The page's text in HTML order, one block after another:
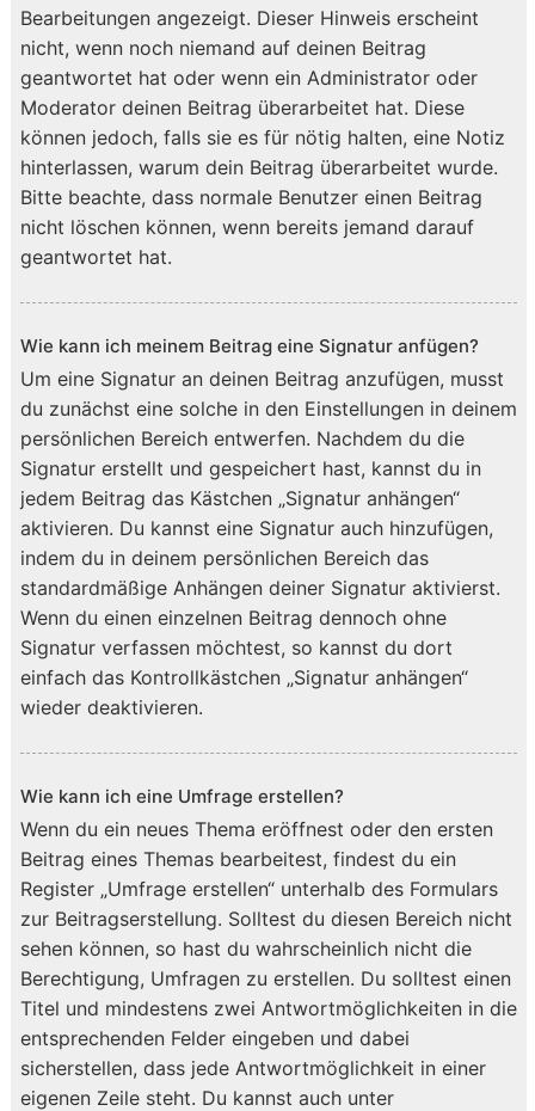
Bearbeitungen angezeigt. Dieser Hinweis erscheint
nicht, wenn noch niemand auf deinen Beitrag
geantwortet hat oder wenn ein Administrator oder
Moderator deinen Beitrag überarbeitet hat. Diese
können jedoch, falls sie es für nötig halten, eine Notiz
hinterlassen, warum dein Beitrag überarbeitet wurde.
Bitte beachte, dass normale Benutzer einen Beitrag
nicht löschen können, wenn bereits jemand darauf
geantwortet hat.
Wie kann ich meinem Beitrag eine Signatur anfügen?
Um eine Signatur an deinen Beitrag anzufügen, musst
du zunächst eine solche in den Einstellungen in deinem
persönlichen Bereich entwerfen. Nachdem du die
Signatur erstellt und gespeichert hast, kannst du in
jedem Beitrag das Kästchen „Signatur anhängen“
aktivieren. Du kannst eine Signatur auch hinzufügen,
indem du in deinem persönlichen Bereich das
standardmäßige Anhängen deiner Signatur aktivierst.
Wenn du einen einzelnen Beitrag dennoch ohne
Signatur verfassen möchtest, so kannst du dort
einfach das Kontrollkästchen „Signatur anhängen“
wieder deaktivieren.
Wie kann ich eine Umfrage erstellen?
Wenn du ein neues Thema eröffnest oder den ersten
Beitrag eines Themas bearbeitest, findest du ein
Register „Umfrage erstellen“ unterhalb des Formulars
zur Beitragserstellung. Solltest du diesen Bereich nicht
sehen können, so hast du wahrscheinlich nicht die
Berechtigung, Umfragen zu erstellen. Du solltest einen
Titel und mindestens zwei Antwortmöglichkeiten in die
entsprechenden Felder eingeben und dabei
sicherstellen, dass jede Antwortmöglichkeit in einer
eigenen Zeile steht. Du kannst auch unter